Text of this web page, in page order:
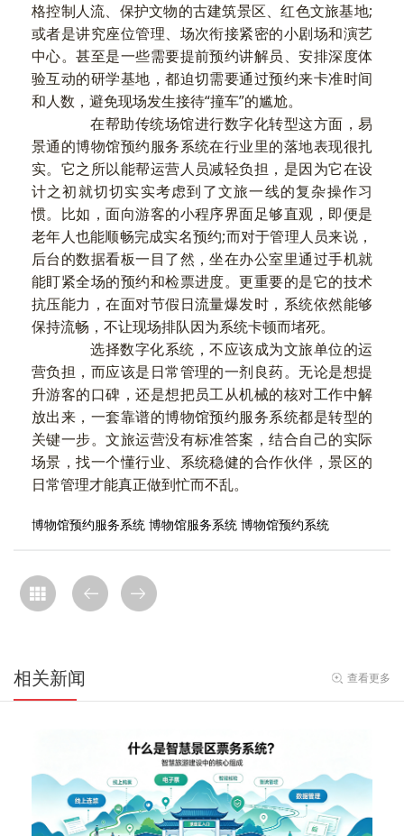
格控制人流、保护文物的古建筑景区、红色文旅基地;
或者是讲究座位管理、场次衔接紧密的小剧场和演艺
中心。甚至是一些需要提前预约讲解员、安排深度体
验互动的研学基地，都迫切需要通过预约来卡准时间
和人数，避免现场发生接待“撞车”的尴尬。
在帮助传统场馆进行数字化转型这方面，易
景通的博物馆预约服务系统在行业里的落地表现很扎
实。它之所以能帮运营人员减轻负担，是因为它在设
计之初就切切实实考虑到了文旅一线的复杂操作习
惯。比如，面向游客的小程序界面足够直观，即便是
老年人也能顺畅完成实名预约;而对于管理人员来说，
后台的数据看板一目了然，坐在办公室里通过手机就
能盯紧全场的预约和检票进度。更重要的是它的技术
抗压能力，在面对节假日流量爆发时，系统依然能够
保持流畅，不让现场排队因为系统卡顿而堵死。
选择数字化系统，不应该成为文旅单位的运
营负担，而应该是日常管理的一剂良药。无论是想提
升游客的口碑，还是想把员工从机械的核对工作中解
放出来，一套靠谱的博物馆预约服务系统都是转型的
关键一步。文旅运营没有标准答案，结合自己的实际
场景，找一个懂行业、系统稳健的合作伙伴，景区的
日常管理才能真正做到忙而不乱。
博物馆预约服务系统 博物馆服务系统 博物馆预约系统
相关新闻 查看更多